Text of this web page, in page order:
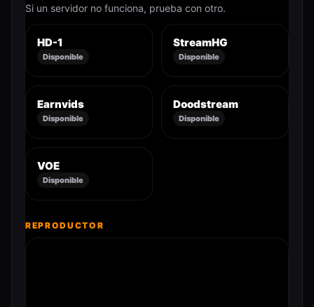
Si un servidor no funciona, prueba con otro.
HD-1
Disponible
StreamHG
Disponible
Earnvids
Disponible
Doodstream
Disponible
VOE
Disponible
REPRODUCTOR